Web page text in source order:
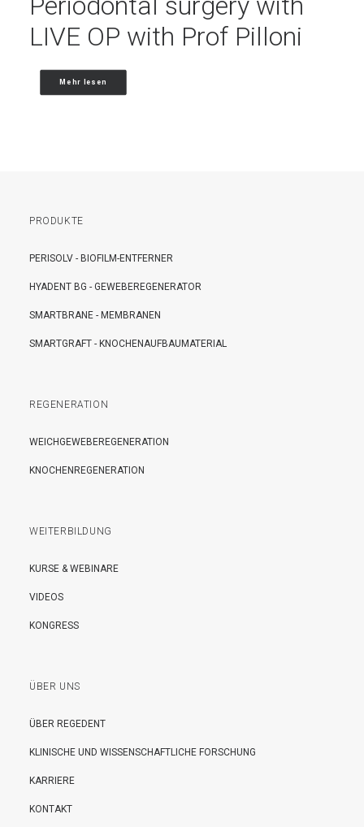
LIVE OP with Prof Pilloni
Mehr lesen
PRODUKTE
PERISOLV - BIOFILM-ENTFERNER
HYADENT BG - GEWEBEREGENERATOR
SMARTBRANE - MEMBRANEN
SMARTGRAFT - KNOCHENAUFBAUMATERIAL
REGENERATION
WEICHGEWEBEREGENERATION
KNOCHENREGENERATION
WEITERBILDUNG
KURSE & WEBINARE
VIDEOS
KONGRESS
ÜBER UNS
ÜBER REGEDENT
KLINISCHE UND WISSENSCHAFTLICHE FORSCHUNG
KARRIERE
KONTAKT